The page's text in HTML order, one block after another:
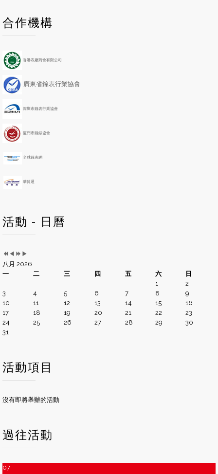
合作機構
香港表廠商會有限公司
廣東省鐘表行業協會
深圳市鐘表行業協會
廈門市鐘錶協會
全球鐘表網
華貿通
活動 - 日曆
r
e
o
s
a
r
e
i
o
u
s
M
o
n
h
N
e
x
Y
e
a
r
N
e
x
八月 2026
一
二 三 四 五 六
日
1
2
3
4 5 6 7 8
9
10
11 12 13 14 15
16
17
18 19 20 21 22
23
24
25 26 27 28 29
30
31
活動項目
沒有即將舉辦的活動
過往活動
07